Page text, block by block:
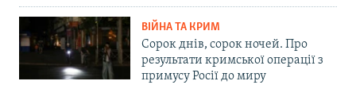
ВІЙНА ТА КРИМ
Сорок днів, сорок ночей. Про
результати кримської операції з
примусу Росії до миру